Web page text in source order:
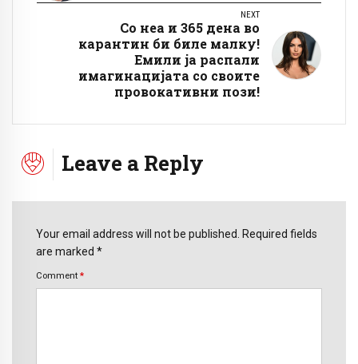
NEXT
Со неа и 365 дена во
карантин би биле малку!
Емили ја распали
имагинацијата со своите
провокативни пози!
Leave a Reply
Your email address will not be published. Required fields
are marked *
Comment *